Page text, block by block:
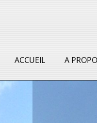
ACCUEIL A